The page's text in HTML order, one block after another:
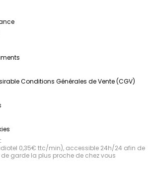
Conditions Générales de Vente (CGV)
0,35€ ttc/min), accessible 24h/24 afin de
garde la plus proche de chez vous